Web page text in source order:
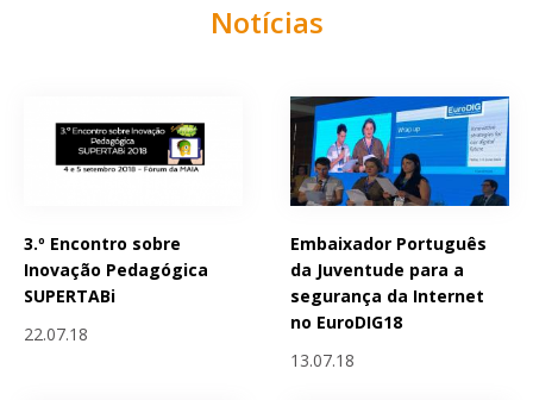
Notícias
3.º Encontro sobre
Inovação Pedagógica
SUPERTABi
22.07.18
Embaixador Português
da Juventude para a
segurança da Internet
no EuroDIG18
13.07.18
Páginas